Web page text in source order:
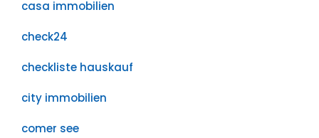
casa immobilien
check24
checkliste hauskauf
city immobilien
comer see